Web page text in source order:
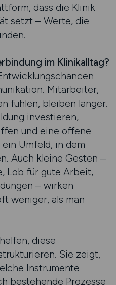
dass die Klinik
setzt – Werte, die
im Klinikalltag?
Mitarbeiter,
fühlen, bleiben länger.
investieren,
und eine offene
Umfeld, in dem
Auch kleine Gesten –
Lob für gute Arbeit,
– wirken
weniger, als man
diese
Sie zeigt,
Instrumente
bestehende Prozesse